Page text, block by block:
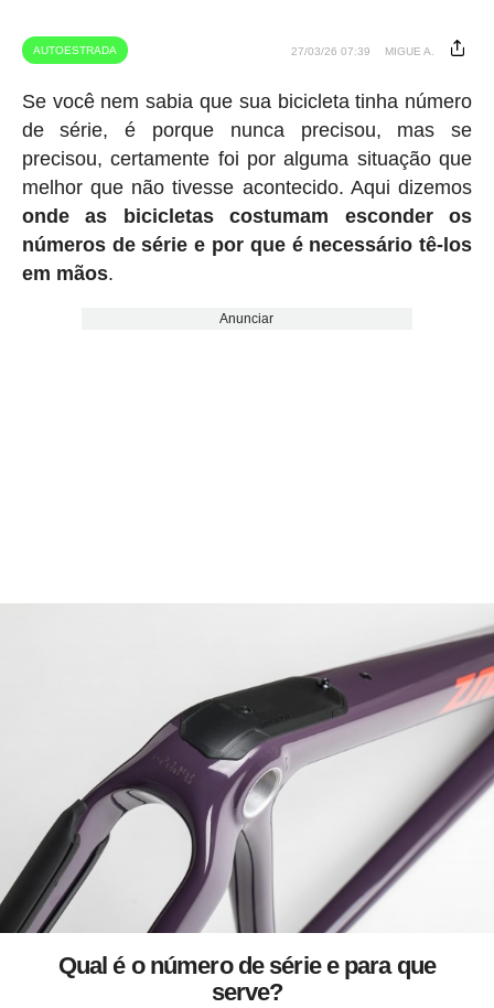
AUTOESTRADA 27/03/26 07:39 MIGUE A.
Se você nem sabia que sua bicicleta tinha número
de série, é porque nunca precisou, mas se
precisou, certamente foi por alguma situação que
melhor que não tivesse acontecido. Aqui dizemos
onde as bicicletas costumam esconder os
números de série e por que é necessário tê-los
em mãos.
Anunciar
Qual é o número de série e para que
serve?